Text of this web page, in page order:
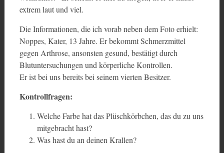
extrem laut und viel.
Die Informationen, die ich vorab neben dem Foto erhielt:
Noppes, Kater, 13 Jahre. Er bekommt Schmerzmittel
gegen Arthrose, ansonsten gesund, bestätigt durch
Blutuntersuchungen und körperliche Kontrollen.
Er ist bei uns bereits bei seinem vierten Besitzer.
Kontrollfragen:
Welche Farbe hat das Plüschkörbchen, das du zu uns
mitgebracht hast?
Was hast du an deinen Krallen?